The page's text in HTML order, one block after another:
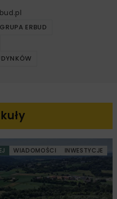
GRUPA ERBUD
WIADOMOŚCI INWESTYCJE